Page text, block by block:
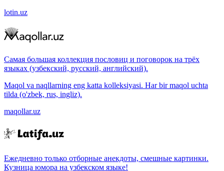
lotin.uz
Самая большая коллекция пословиц и поговорок на трёх
языках (узбекский, русский, английский).
Maqol va naqllarning eng katta kolleksiyasi. Har bir maqol uchta
tilda (o'zbek, rus, ingliz).
maqollar.uz
Ежедневно только отборные анекдоты, смешные картинки.
Кузница юмора на узбекском языке!